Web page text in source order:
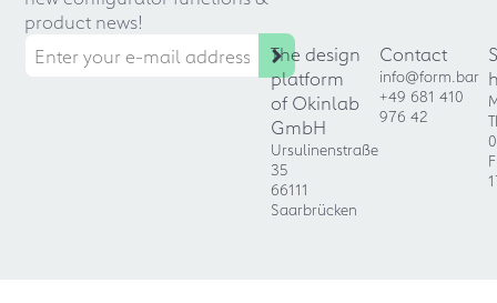
product news!
The design
platform
of Okinlab
GmbH
Ursulinenstraße
35
66111
Saarbrücken
Contact
info@form.bar
+49 681 410
976 42